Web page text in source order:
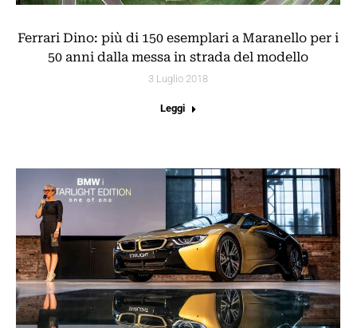
Ferrari Dino: più di 150 esemplari a Maranello per i
50 anni dalla messa in strada del modello
3 Luglio 2018
Leggi